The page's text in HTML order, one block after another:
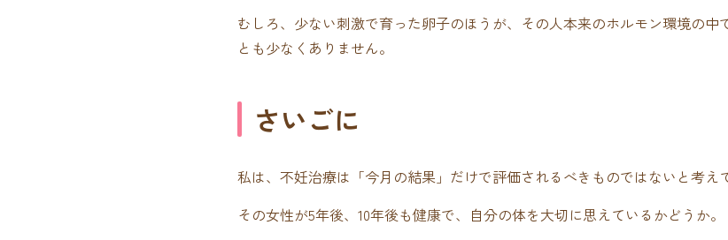
むしろ、少ない刺激で育った卵子のほうが、その人本来のホルモン環境の中
とも少なくありません。
さいごに
私は、不妊治療は「今月の結果」だけで評価されるべきものではないと考え
その女性が5年後、10年後も健康で、自分の体を大切に思えているかどうか。